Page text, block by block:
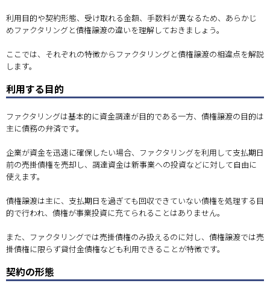
利用目的や契約形態、受け取れる金額、手数料が異なるため、あらかじ
めファクタリングと債権譲渡の違いを理解しておきましょう。
ここでは、それぞれの特徴からファクタリングと債権譲渡の相違点を解説
します。
利用する目的
ファクタリングは基本的に資金調達が目的である一方、債権譲渡の目的は
主に債務の弁済です。
企業が資金を迅速に確保したい場合、ファクタリングを利用して支払期日
前の売掛債権を売却し、調達資金は新事業への投資などに対して自由に
使えます。
債権譲渡は主に、支払期日を過ぎても回収できていない債権を処理する目
的で行われ、債権が事業投資に充てられることはありません。
また、ファクタリングでは売掛債権のみ扱えるのに対し、債権譲渡では売
掛債権に限らず貸付金債権なども利用できることが特徴です。
契約の形態